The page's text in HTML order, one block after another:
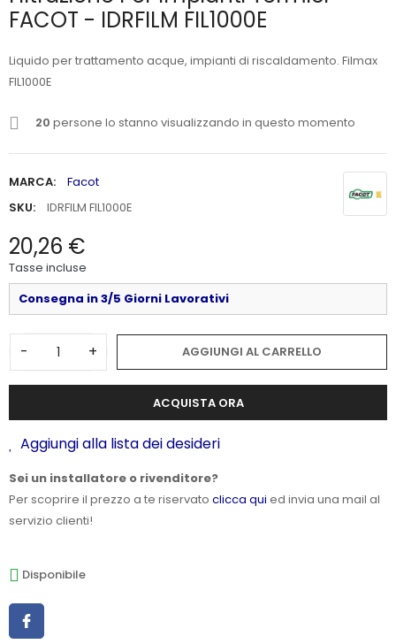
FACOT - IDRFILM FIL1000E
Liquido per trattamento acque, impianti di riscaldamento. Filmax
FIL1000E
20 persone lo stanno visualizzando in questo momento
MARCA:
Facot
SKU:
IDRFILM FIL1000E
20,26 €
Tasse incluse
Consegna in 3/5 Giorni Lavorativi
- + AGGIUNGI AL CARRELLO
ACQUISTA ORA
Aggiungi alla lista dei desideri
Sei un installatore o rivenditore?
Per scoprire il prezzo a te riservato clicca qui ed invia una mail al
servizio clienti!
Disponibile